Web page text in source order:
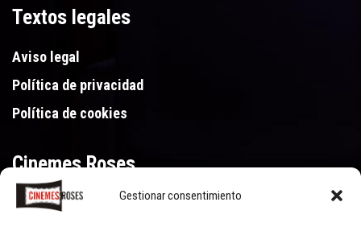
Gestionar consentimiento
Textos legales
Aviso legal
Política de privacidad
Política de cookies
Cinemes Roses
Gran Via de Pau Casals 250, 17480 Roses (Girona)